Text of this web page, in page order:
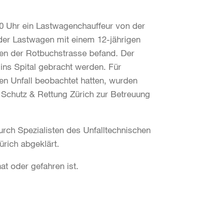
Uhr ein Lastwagenchauffeur von der
Lastwagen mit einem 12-jährigen
der Rotbuchstrasse befand. Der
Spital gebracht werden. Für
Unfall beobachtet hatten, wurden
& Rettung Zürich zur Betreuung
Spezialisten des Unfalltechnischen
abgeklärt.
oder gefahren ist.